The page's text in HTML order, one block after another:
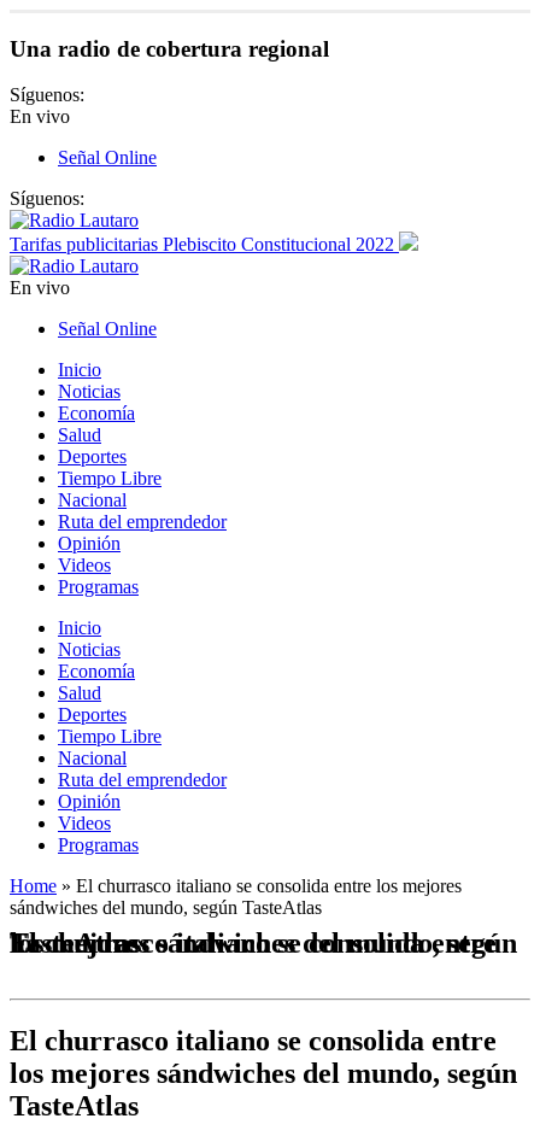
Una radio de cobertura regional
Síguenos:
En vivo
Señal Online
Síguenos:
Tarifas publicitarias Plebiscito Constitucional 2022
En vivo
Señal Online
Inicio
Noticias
Economía
Salud
Deportes
Tiempo Libre
Nacional
Ruta del emprendedor
Opinión
Videos
Programas
Inicio
Noticias
Economía
Salud
Deportes
Tiempo Libre
Nacional
Ruta del emprendedor
Opinión
Videos
Programas
Home » El churrasco italiano se consolida entre los mejores
sándwiches del mundo, según TasteAtlas
El churrasco italiano se consolida entre los mejores sándwiches del mundo, según TasteAtlas
El churrasco italiano se consolida entre
los mejores sándwiches del mundo, según
TasteAtlas